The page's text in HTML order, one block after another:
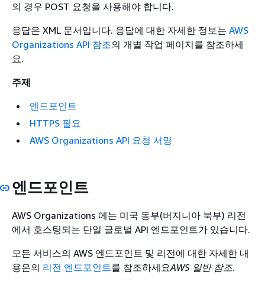
의 경우 POST 요청을 사용해야 합니다.
응답은 XML 문서입니다. 응답에 대한 자세한 정보는 AWS
Organizations API 참조의 개별 작업 페이지를 참조하세
요.
주제
엔드포인트
HTTPS 필요
AWS Organizations API 요청 서명
엔드포인트
AWS Organizations 에는 미국 동부(버지니아 북부) 리전
에서 호스팅되는 단일 글로벌 API 엔드포인트가 있습니다.
모든 서비스의 AWS 엔드포인트 및 리전에 대한 자세한 내
용은의 리전 엔드포인트를 참조하세요AWS 일반 참조.